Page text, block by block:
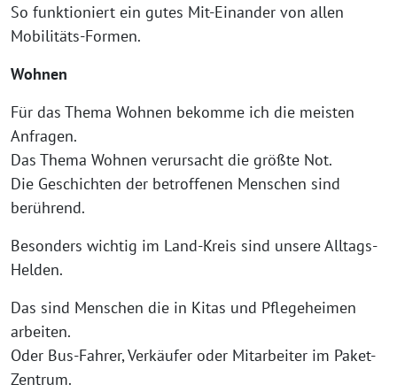
So funktioniert ein gutes Mit-Einander von allen
Mobilitäts-Formen.
Wohnen
Für das Thema Wohnen bekomme ich die meisten
Anfragen.
Das Thema Wohnen verursacht die größte Not.
Die Geschichten der betroffenen Menschen sind
berührend.
Besonders wichtig im Land-Kreis sind unsere Alltags-
Helden.
Das sind Menschen die in Kitas und Pflegeheimen
arbeiten.
Oder Bus-Fahrer, Verkäufer oder Mitarbeiter im Paket-
Zentrum.